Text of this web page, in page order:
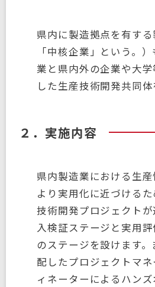
県内に製造拠点を有する
「中核企業」という。
業と県内外の企業や大
した生産技術開発共同体
２．実施内容
県内製造業における生産
より実用化に近づける
技術開発プロジェクト
入検証ステージと実用
のステージを設けます
配したプロジェクトマ
ィネーターによるハン